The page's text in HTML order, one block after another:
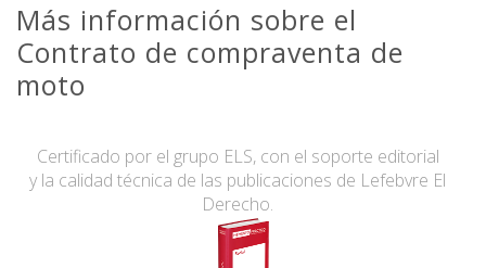
Más información sobre el
Contrato de compraventa de
moto
Certificado por el grupo ELS, con el soporte editorial
y la calidad técnica de las publicaciones de Lefebvre El
Derecho.